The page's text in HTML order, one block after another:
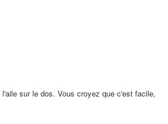
sur le dos. Vous croyez que c'est facile,